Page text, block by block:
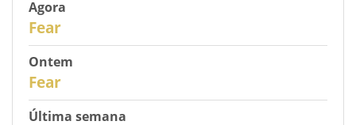
Agora
Fear
Ontem
Fear
Última semana